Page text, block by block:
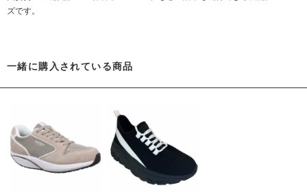
ズです。
一緒に購入されている商品